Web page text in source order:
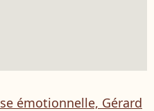
émotionnelle, Gérard